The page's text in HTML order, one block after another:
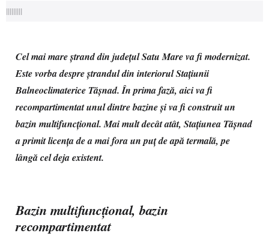
|||||||||
Cel mai mare ștrand din județul Satu Mare va fi modernizat.
Este vorba despre ștrandul din interiorul Stațiunii
Balneoclimaterice Tășnad. În prima fază, aici va fi
recompartimentat unul dintre bazine și va fi construit un
bazin multifuncțional. Mai mult decât atât, Stațiunea Tășnad
a primit licența de a mai fora un puț de apă termală, pe
lângă cel deja existent.
Bazin multifuncțional, bazin
recompartimentat